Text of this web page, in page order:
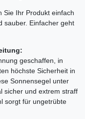
Sie Ihr Produkt einfach
sauber. Einfacher geht
geschaffen, in
höchste Sicherheit in
Sonnensegel unter
sicher und extrem straff
sorgt für ungetrübte